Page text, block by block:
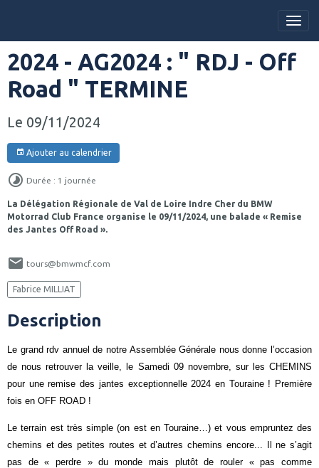
2024 - AG2024 : " RDJ - Off
Road " TERMINE
Le 09/11/2024
Ajouter au calendrier
Durée : 1 journée
La Délégation Régionale de Val de Loire Indre Cher du BMW
Motorrad Club France organise le 09/11/2024, une balade « Remise
des Jantes Off Road ».
tours@bmwmcf.com
Fabrice MILLIAT
Description
Le grand rdv annuel de notre Assemblée Générale nous donne l’occasion
de nous retrouver la veille, le Samedi 09 novembre, sur les CHEMINS
pour une remise des jantes exceptionnelle 2024 en Touraine ! Première
fois en OFF ROAD !
Le terrain est très simple (on est en Touraine…) et vous empruntez des
chemins et des petites routes et d’autres chemins encore... Il ne s’agit
pas de « perdre » du monde mais plutôt de rouler « pas comme